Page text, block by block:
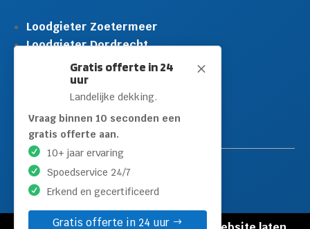
M
Gratis offerte in 24
uur
Landelijke dekking.
Vraag binnen 10 seconden een
gratis offerte aan.
10+ jaar ervaring
Spoedservice 24/7
Erkend en gecertificeerd
Gratis offerte in 24 uur
Loodgieter Zoetermeer
Loodgieter Dordrecht
Loodgieter Rijswijk
Loodgieter Schiedam
Loodgieter Leidschendam
Loodgieter Hilversum